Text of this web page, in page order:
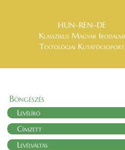
HUN–REN–DE
Klasszikus Magyar Irodalmi
Textológiai Kutatócsoport
Böngészés
Levélíró
Címzett
Levélváltás